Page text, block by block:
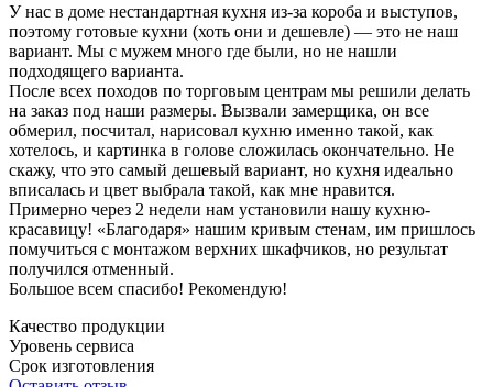
У нас в доме нестандартная кухня из-за короба и выступов,
поэтому готовые кухни (хоть они и дешевле) — это не наш
вариант. Мы с мужем много где были, но не нашли
подходящего варианта.
После всех походов по торговым центрам мы решили делать
на заказ под наши размеры. Вызвали замерщика, он все
обмерил, посчитал, нарисовал кухню именно такой, как
хотелось, и картинка в голове сложилась окончательно. Не
скажу, что это самый дешевый вариант, но кухня идеально
вписалась и цвет выбрала такой, как мне нравится.
Примерно через 2 недели нам установили нашу кухню-
красавицу! «Благодаря» нашим кривым стенам, им пришлось
помучиться с монтажом верхних шкафчиков, но результат
получился отменный.
Большое всем спасибо! Рекомендую!
Качество продукции
Уровень сервиса
Срок изготовления